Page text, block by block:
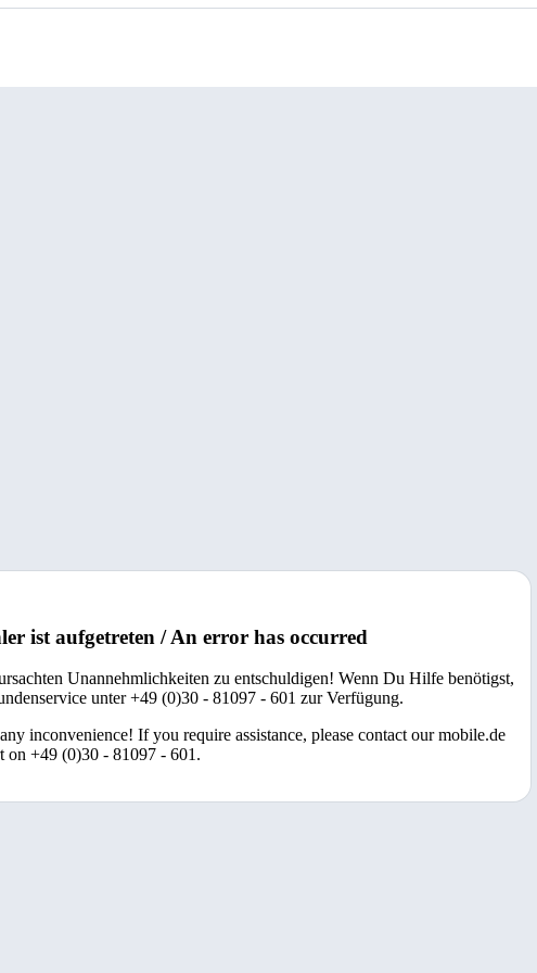
ist aufgetreten / An error has occurred
Unannehmlichkeiten zu entschuldigen! Wenn Du Hilfe benötigst,
unter +49 (0)30 - 81097 - 601 zur Verfügung.
inconvenience! If you require assistance, please contact our mobile.de
on +49 (0)30 - 81097 - 601.